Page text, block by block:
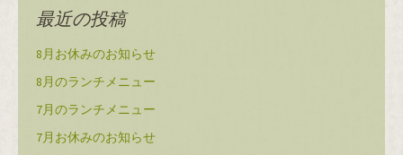
最近の投稿
8月お休みのお知らせ
8月のランチメニュー
7月のランチメニュー
7月お休みのお知らせ